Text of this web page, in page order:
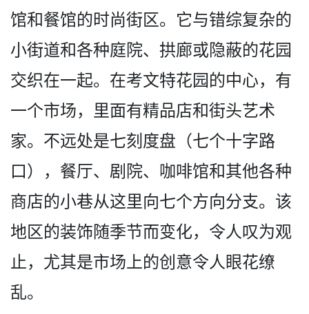
馆和餐馆的时尚街区。它与错综复杂的
小街道­和各种庭院、拱廊或隐蔽的花园
交织在一起。在考文特­花园的中心，有
一个市场，里面有精品店和街头艺术
家­。不远处是七刻度盘（七个十字路
口），餐厅、剧院、­咖啡馆和其他各种
商店的小巷从这里向七个方向分支。­该
地区的装饰随季节而变化，令人叹为观
止，尤其是市­场上的创意令人眼花缭
乱。